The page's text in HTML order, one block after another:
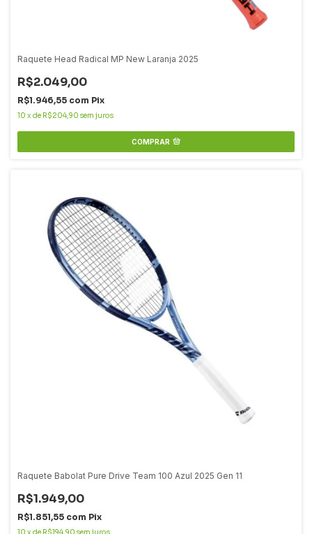
Raquete Head Radical MP New Laranja 2025
R$2.049,00
R$1.946,55 com Pix
10 x de R$204,90 sem juros
COMPRAR
Raquete Babolat Pure Drive Team 100 Azul 2025 Gen 11
R$1.949,00
R$1.851,55 com Pix